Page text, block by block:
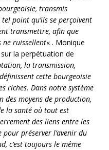
transmis
point qu’ils se perçoivent
transmettre, afin que
ne ruissellent« . Monique
la perpétuation de
la transmission,
cette bourgeoisie
riches. Dans notre système
des moyens de production,
la santé où tout est
des liens entre les
pour préserver l’avenir du
c’est toujours le même